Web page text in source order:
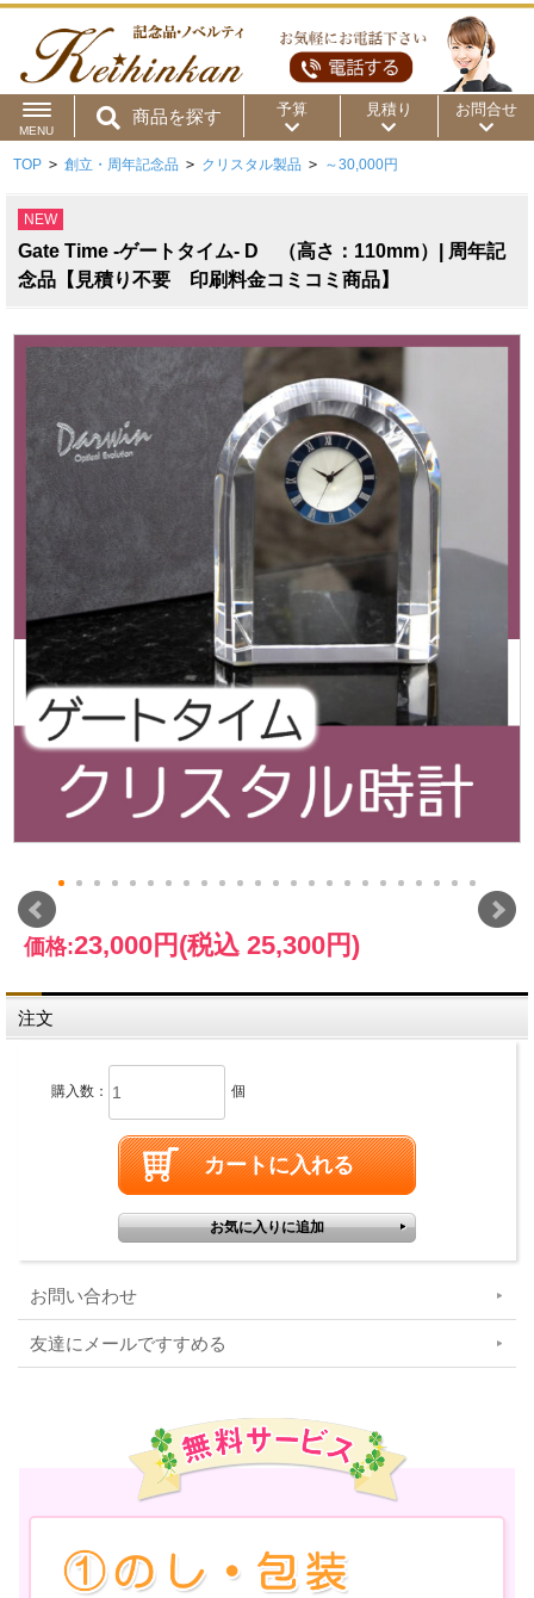
MENU
商品を探す 予算
用途から
商品カテゴリ
価格帯から
～50円 ～100円
～300円 ～500円 ～1,000円
～15,000円 ～20,000円
～50,000円 50,001円～
見積り お問合せ
TOP > 創立・周年記念品 > クリスタル製品 > ～30,000円
NEW
Gate Time -ゲートタイム- D （高さ：110mm）| 周年記
念品【見積り不要 印刷料金コミコミ商品】
価格:23,000円 (税込 25,300円)
注文
購入数： 個
お問い合わせ
友達にメールですすめる